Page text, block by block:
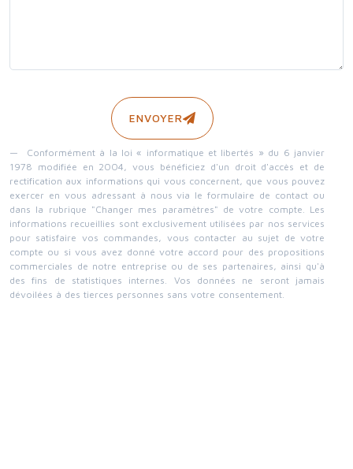
Conformément à la loi « informatique et libertés » du 6 janvier
1978 modifiée en 2004, vous bénéficiez d'un droit d'accès et de
rectification aux informations qui vous concernent, que vous pouvez
exercer en vous adressant à nous via le formulaire de contact ou
dans la rubrique "Changer mes paramètres" de votre compte. Les
informations recueillies sont exclusivement utilisées par nos services
pour satisfaire vos commandes, vous contacter au sujet de votre
compte ou si vous avez donné votre accord pour des propositions
commerciales de notre entreprise ou de ses partenaires, ainsi qu'à
des fins de statistiques internes. Vos données ne seront jamais
dévoilées à des tierces personnes sans votre consentement.
ENVOYER